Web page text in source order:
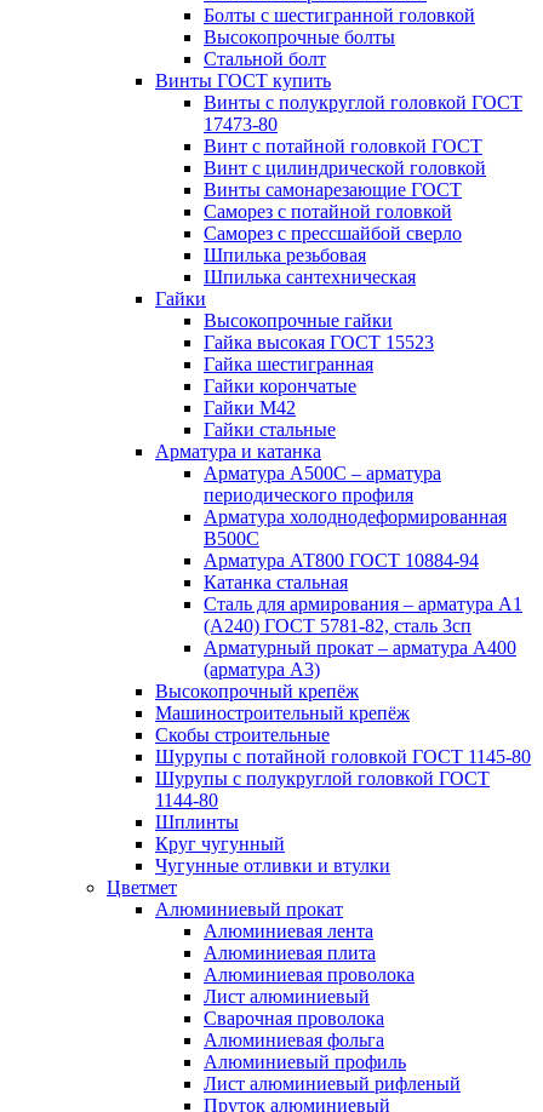
Болты с шестигранной головкой
Высокопрочные болты
Стальной болт
Винты ГОСТ купить
Винты с полукруглой головкой ГОСТ
17473-80
Винт с потайной головкой ГОСТ
Винт с цилиндрической головкой
Винты самонарезающие ГОСТ
Саморез с потайной головкой
Саморез с прессшайбой сверло
Шпилька резьбовая
Шпилька сантехническая
Гайки
Высокопрочные гайки
Гайка высокая ГОСТ 15523
Гайка шестигранная
Гайки корончатые
Гайки М42
Гайки стальные
Арматура и катанка
Арматура А500С – арматура
периодического профиля
Арматура холоднодеформированная
В500С
Арматура АТ800 ГОСТ 10884-94
Катанка стальная
Сталь для армирования – арматура А1
(А240) ГОСТ 5781-82, сталь 3сп
Арматурный прокат – арматура А400
(арматура А3)
Высокопрочный крепёж
Машиностроительный крепёж
Скобы строительные
Шурупы с потайной головкой ГОСТ 1145-80
Шурупы с полукруглой головкой ГОСТ
1144-80
Шплинты
Круг чугунный
Чугунные отливки и втулки
Цветмет
Алюминиевый прокат
Алюминиевая лента
Алюминиевая плита
Алюминиевая проволока
Лист алюминиевый
Сварочная проволока
Алюминиевая фольга
Алюминиевый профиль
Лист алюминиевый рифленый
Пруток алюминиевый